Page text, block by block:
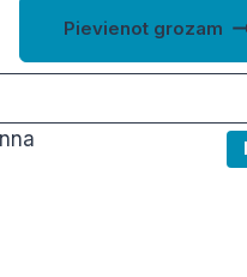
Pievienot grozam